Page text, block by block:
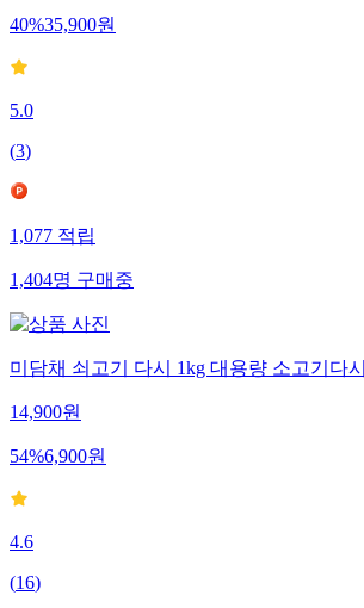
40%35,900원
5.0
(3)
1,077적립
1,404명구매중
미담채 쇠고기 다시 1kg 대용량 소고기다
14,900원
54%6,900원
4.6
(16)